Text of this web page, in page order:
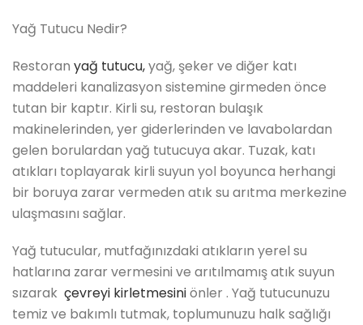
Yağ Tutucu Nedir?
Restoran yağ tutucu,yağ, şeker ve diğer katı
maddeleri kanalizasyon sistemine girmeden önce
tutan bir kaptır. Kirli su, restoran bulaşık
makinelerinden, yer giderlerinden ve lavabolardan
gelen borulardan yağ tutucuya akar. Tuzak, katı
atıkları toplayarak kirli suyun yol boyunca herhangi
bir boruya zarar vermeden atık su arıtma merkezine
ulaşmasını sağlar.
Yağ tutucular, mutfağınızdaki atıkların yerel su
hatlarına zarar vermesini ve arıtılmamış atık suyun
sızarak çevreyi kirletmesiniönler . Yağ tutucunuzu
temiz ve bakımlı tutmak, toplumunuzu halk sağlığı